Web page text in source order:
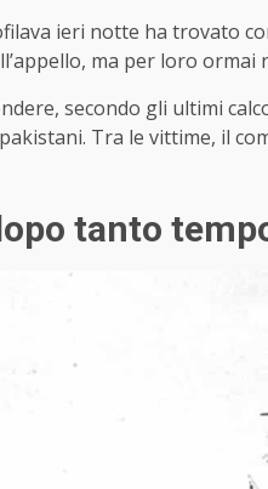
ieri notte ha trovato
ma per loro
secondo gli ultimi
Tra le vittime, il
tanto